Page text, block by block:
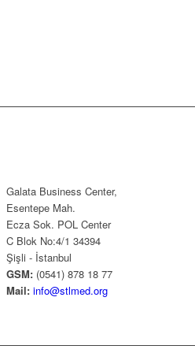
Galata Business Center,
Esentepe Mah.
Ecza Sok. POL Center
C Blok No:4/1 34394
Şişli - İstanbul
GSM: (0541) 878 18 77
Mail: info@stlmed.org